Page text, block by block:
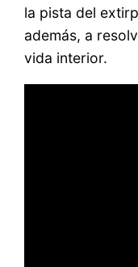
la pista del
además, a
vida interior.